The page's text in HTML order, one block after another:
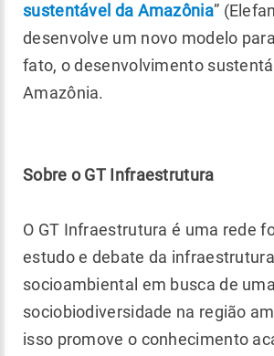
sustentável da Amazônia”
desenvolve um novo modelo
fato, o desenvolvimento
Amazônia.
Sobre o GT Infraestrutura
O GT Infraestrutura é uma rede
estudo e debate da
socioambiental em busca de
sociobiodiversidade na região
isso promove o conhecimento